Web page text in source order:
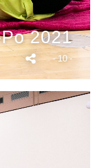
2021
- 10 -